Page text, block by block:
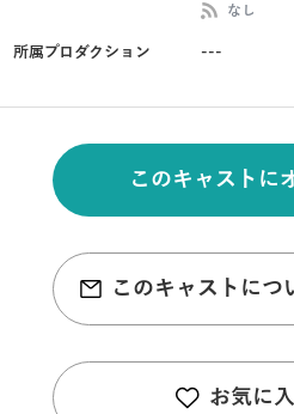
なし
所属プロダクション ---
このキャストに
このキャストにつ
お気に